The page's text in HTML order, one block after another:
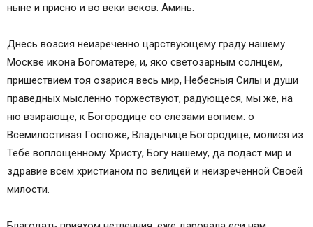
ныне и присно и во веки веков. Аминь.
Днесь возсия неизреченно царствующему граду нашему
Москве икона Богоматере, и, яко светозарным солнцем,
пришествием тоя озарися весь мир, Небесныя Силы и души
праведных мысленно торжествуют, радующеся, мы же, на
ню взирающе, к Богородице со слезами вопием: о
Всемилостивая Госпоже, Владычице Богородице, молися из
Тебе воплощенному Христу, Богу нашему, да подаст мир и
здравие всем христианом по велицей и неизреченной Своей
милости.